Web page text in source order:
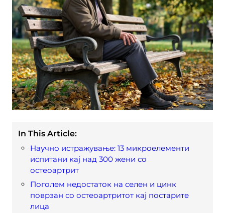
In This Article:
Научно истражување: 13 микроелементи
испитани кај над 300 жени со
остеоартрит
Поголем недостаток на селен и цинк
поврзан со остеоартритот кај постарите
лица